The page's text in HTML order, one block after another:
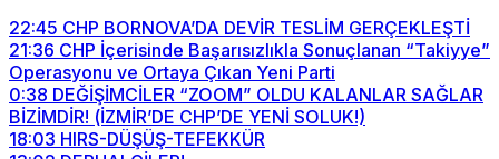
22:45 CHP BORNOVA’DA DEVİR TESLİM GERÇEKLEŞTİ
21:36 CHP İçerisinde Başarısızlıkla Sonuçlanan “Takiyye”
Operasyonu ve Ortaya Çıkan Yeni Parti
0:38 DEĞİŞİMCİLER “ZOOM” OLDU KALANLAR SAĞLAR
BİZİMDİR! (İZMİR’DE CHP’DE YENİ SOLUK!)
18:03 HIRS-DÜŞÜŞ-TEFEKKÜR